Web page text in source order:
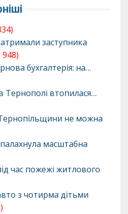
заступника
948)
бухгалтерія: на…
Тернополі втопилася…
не можна
масштабна
час пожежі житлового
з чотирма дітьми